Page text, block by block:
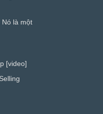
Nó là một
[video]